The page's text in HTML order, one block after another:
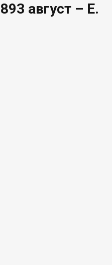
август – Е.